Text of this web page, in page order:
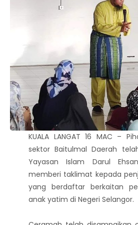
KUALA LANGAT 16 MAC –
sektor Baitulmal Daerah
Yayasan Islam Darul
memberi taklimat kepada
yang berdaftar berkaitan
anak yatim di Negeri Selangor.